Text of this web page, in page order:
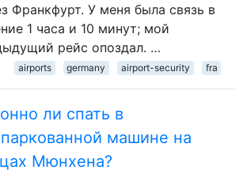
Франкфурт. У меня была связь в
1 часа и 10 минут; мой
рейс опоздал. …
airports germany airport-security fra
ли спать в
машине на
Мюнхена?